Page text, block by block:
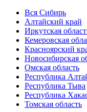
Вся Сибирь
Алтайский край
Иркутская
Кемеровская
Красноярский
Новосибирская
Омская область
Республика
Республика Тыва
Республика
Томская область